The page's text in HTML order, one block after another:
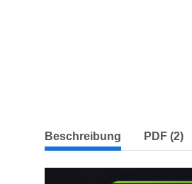
weitere Registerkarten anzeigen
Beschreibung PDF (2)